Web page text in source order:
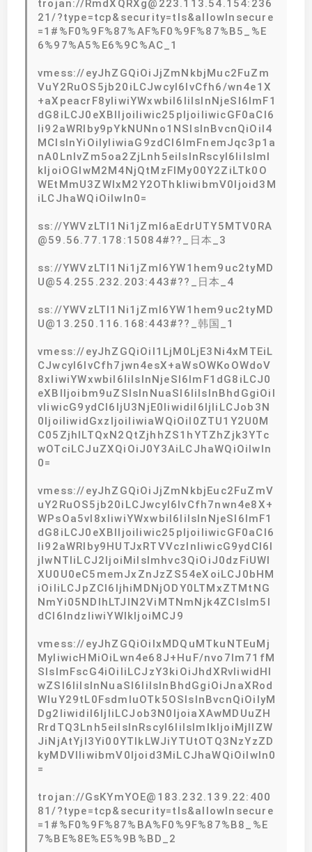
trojan://RmdXQRXg@223.113.54.154:236
21/?type=tcp&security=tls&allowInsecure
=1#%F0%9F%87%AF%F0%9F%87%B5_%E
6%97%A5%E6%9C%AC_1
vmess://eyJhZGQiOiJjZmNkbjMuc2FuZm
VuY2RuOS5jb20iLCJwcyI6IvCfh6/wn4e1X
+aXpeacrF8yIiwiYWxwbiI6IiIsInNjeSI6ImF1
dG8iLCJ0eXBlIjoiIiwic25pIjoiIiwicGF0aCI6
Ii92aWRlby9pYkNUNno1NSIsInBvcnQiOiI4
MCIsInYiOiIyIiwiaG9zdCI6ImFnemJqc3p1a
nA0LnlvZm5oa2ZjLnh5eiIsInRscyI6IiIsIml
kIjoiOGIwM2M4NjQtMzFlMy00Y2ZiLTk0O
WEtMmU3ZWIxM2Y2OThkIiwibmV0Ijoid3M
iLCJhaWQiOiIwIn0=
ss://YWVzLTI1Ni1jZmI6aEdrUTY5MTV0RA
@59.56.77.178:15084#??_日本_3
ss://YWVzLTI1Ni1jZmI6YW1hem9uc2tyMD
U@54.255.232.203:443#??_日本_4
ss://YWVzLTI1Ni1jZmI6YW1hem9uc2tyMD
U@13.250.116.168:443#??_韩国_1
vmess://eyJhZGQiOiI1LjM0LjE3Ni4xMTEiL
CJwcyI6IvCfh7jwn4esX+aWsOWKoOWdoV
8xIiwiYWxwbiI6IiIsInNjeSI6ImF1dG8iLCJ0
eXBlIjoibm9uZSIsInNuaSI6IiIsInBhdGgiOiI
vIiwicG9ydCI6IjU3NjE0IiwidiI6IjIiLCJob3N
0IjoiIiwidGxzIjoiIiwiaWQiOiI0ZTU1Y2U0M
C05ZjhlLTQxN2QtZjhhZS1hYTZhZjk3YTc
wOTciLCJuZXQiOiJ0Y3AiLCJhaWQiOiIwIn
0=
vmess://eyJhZGQiOiJjZmNkbjEuc2FuZmV
uY2RuOS5jb20iLCJwcyI6IvCfh7nwn4e8X+
WPsOa5vl8xIiwiYWxwbiI6IiIsInNjeSI6ImF1
dG8iLCJ0eXBlIjoiIiwic25pIjoiIiwicGF0aCI6
Ii92aWRlby9HUTJxRTVVczlnIiwicG9ydCI6I
jIwNTIiLCJ2IjoiMiIsImhvc3QiOiJ0dzFiUWl
XU0U0eC5memJxZnJzZS54eXoiLCJ0bHM
iOiIiLCJpZCI6IjhiMDNjODY0LTMxZTMtNG
NmYi05NDlhLTJlN2ViMTNmNjk4ZCIsIm5l
dCI6IndzIiwiYWlkIjoiMCJ9
vmess://eyJhZGQiOiIxMDQuMTkuNTEuMj
MyIiwicHMiOiLwn4e68J+HuF/nvo7lm71fM
SIsImFscG4iOiIiLCJzY3kiOiJhdXRvIiwidHl
wZSI6IiIsInNuaSI6IiIsInBhdGgiOiJnaXRod
WIuY29tL0FsdmluOTk5OSIsInBvcnQiOiIyM
Dg2IiwidiI6IjIiLCJob3N0IjoiaXAwMDUuZH
RrdTQ3Lnh5eiIsInRscyI6IiIsImlkIjoiMjllZW
JiNjAtYjI3Yi00YTlkLWJiYTUtOTQ3NzYzZD
kyMDVlIiwibmV0Ijoid3MiLCJhaWQiOiIwIn0
=
trojan://GsKYmYOE@183.232.139.22:400
81/?type=tcp&security=tls&allowInsecure
=1#%F0%9F%87%BA%F0%9F%87%B8_%E
7%BE%8E%E5%9B%BD_2